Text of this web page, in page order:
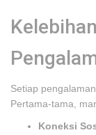
Setiap
Pertama-tama,
Koneksi